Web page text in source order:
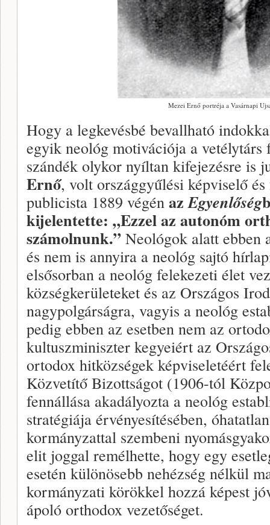
Mezei Ernő portréja a Vasárnapi
Hogy a legkevésbé bevallható
egyik neológ motivációja a
szándék olykor nyíltan kifejezésre is
Ernő, volt országgyűlési képviselő
publicista 1889 végén azEgyenlőség
kijelentette: „Ezzel az autonóm
számolnunk.” Neológok alatt ebben
és nem is annyira a neológ sajtó
elsősorban a neológ felekezeti élet
községkerületeket és az Országos
nagypolgárságra, vagyis a neológ
pedig ebben az esetben nem az
kultuszminiszter kegyeiért az
ortodox hitközségek képviseletéért
Közvetítő Bizottságot (1906-tól
fennállása akadályozta a neológ
stratégiája érvényesítésében,
kormányzattal szembeni
elit joggal remélhette, hogy egy
esetén különösebb nehézség nélkül
kormányzati körökkel hozzá képest
ápoló orthodox vezetőséget.